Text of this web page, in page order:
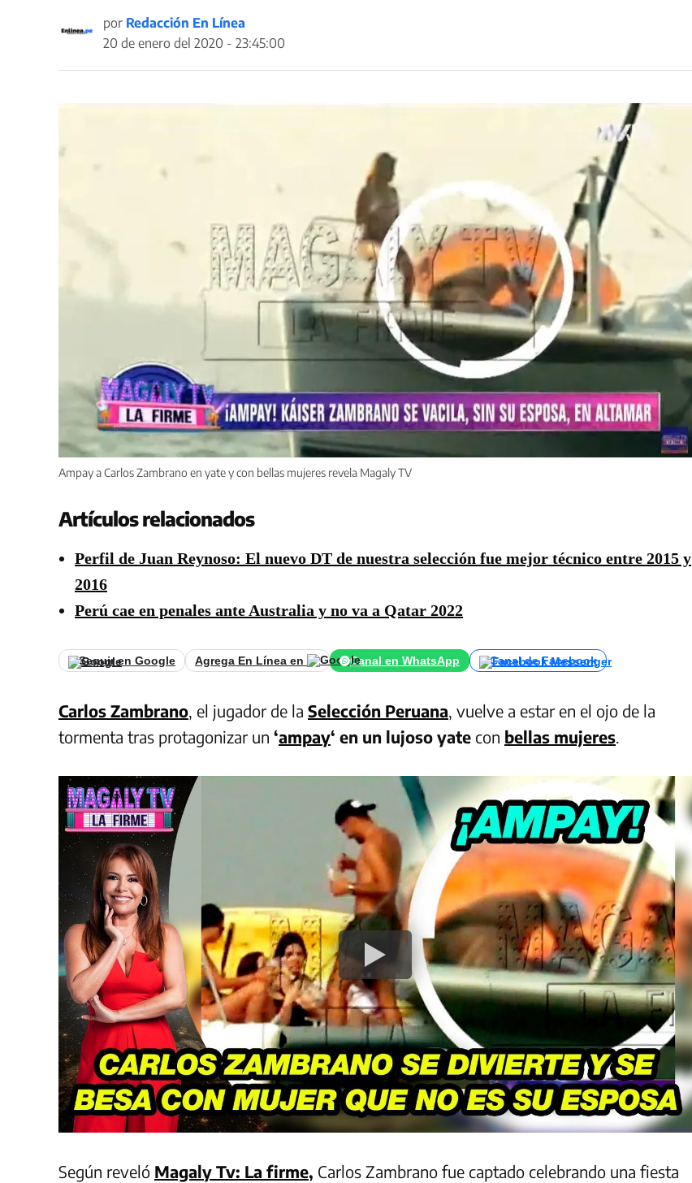
por Redacción En Línea
20 de enero del 2020 - 23:45:00
Ampay a Carlos Zambrano en yate y con bellas mujeres revela Magaly TV
Artículos relacionados
Perfil de Juan Reynoso: El nuevo DT de nuestra selección fue mejor técnico entre 2015 y
2016
Perú cae en penales ante Australia y no va a Qatar 2022
Seguir en Google Agrega En Línea en Canal en WhatsApp Canal de Facebook
Carlos Zambrano, el jugador de la Selección Peruana, vuelve a estar en el ojo de la
tormenta tras protagonizar un ‘ampay‘ en un lujoso yate con bellas mujeres.
Según reveló Magaly Tv: La firme, Carlos Zambrano fue captado celebrando una fiesta